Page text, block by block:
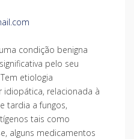
condição benigna
pelo seu
etiologia
relacionada à
tardia a fungos,
tais como
alguns medicamentos